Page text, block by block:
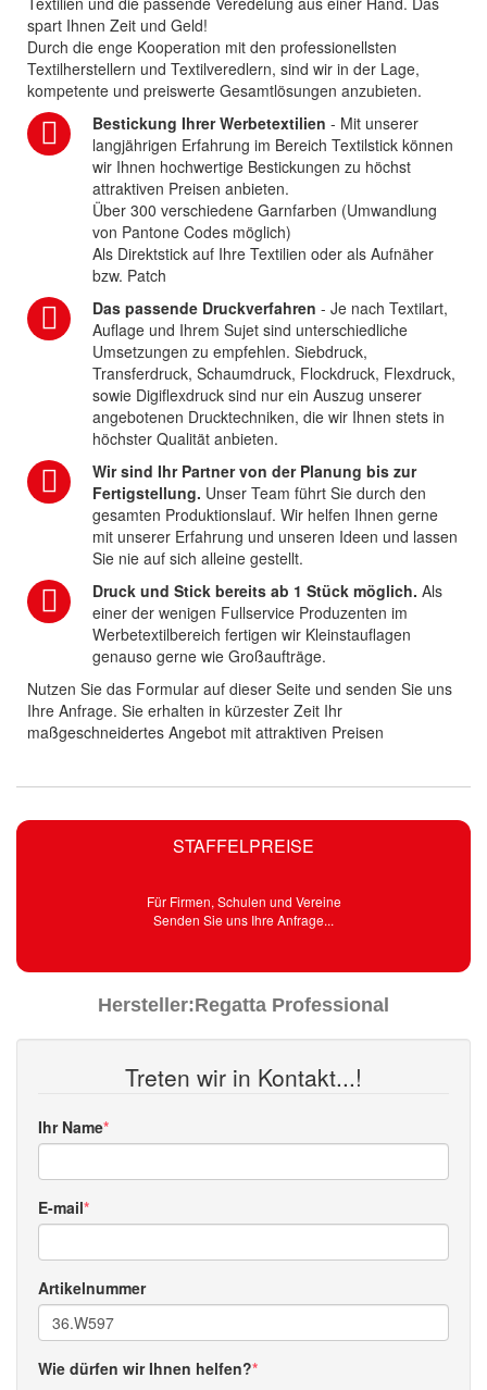
STAFFELPREISE
Für Firmen, Schulen und Vereine
Senden Sie uns Ihre Anfrage...
Hersteller:Regatta Professional
Treten wir in Kontakt...!
Ihr Name
E-mail
Artikelnummer
Wie dürfen wir Ihnen helfen?
spart Ihnen Zeit und Geld!
Durch die enge Kooperation mit den professionellsten
Textilherstellern und Textilveredlern, sind wir in der Lage,
kompetente und preiswerte Gesamtlösungen anzubieten.
Bestickung Ihrer Werbetextilien - Mit unserer
langjährigen Erfahrung im Bereich Textilstick können
wir Ihnen hochwertige Bestickungen zu höchst
attraktiven Preisen anbieten.
Über 300 verschiedene Garnfarben (Umwandlung
von Pantone Codes möglich)
Als Direktstick auf Ihre Textilien oder als Aufnäher
bzw. Patch
Das passende Druckverfahren - Je nach Textilart,
Auflage und Ihrem Sujet sind unterschiedliche
Umsetzungen zu empfehlen. Siebdruck,
Transferdruck, Schaumdruck, Flockdruck, Flexdruck,
sowie Digiflexdruck sind nur ein Auszug unserer
angebotenen Drucktechniken, die wir Ihnen stets in
höchster Qualität anbieten.
Wir sind Ihr Partner von der Planung bis zur
Fertigstellung. Unser Team führt Sie durch den
gesamten Produktionslauf. Wir helfen Ihnen gerne
mit unserer Erfahrung und unseren Ideen und lassen
Sie nie auf sich alleine gestellt.
Druck und Stick bereits ab 1 Stück möglich. Als
einer der wenigen Fullservice Produzenten im
Werbetextilbereich fertigen wir Kleinstauflagen
genauso gerne wie Großaufträge.
Nutzen Sie das Formular auf dieser Seite und senden Sie uns
Ihre Anfrage. Sie erhalten in kürzester Zeit Ihr
maßgeschneidertes Angebot mit attraktiven Preisen